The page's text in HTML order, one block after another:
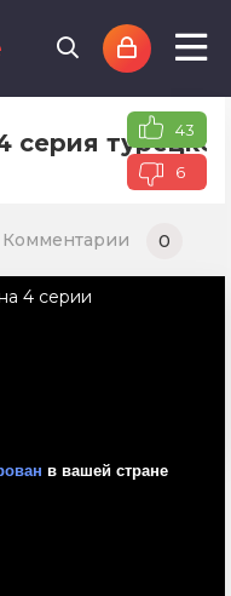
43
6
Комментарии 0
4 серии